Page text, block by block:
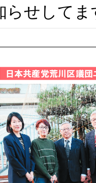
らせしてま